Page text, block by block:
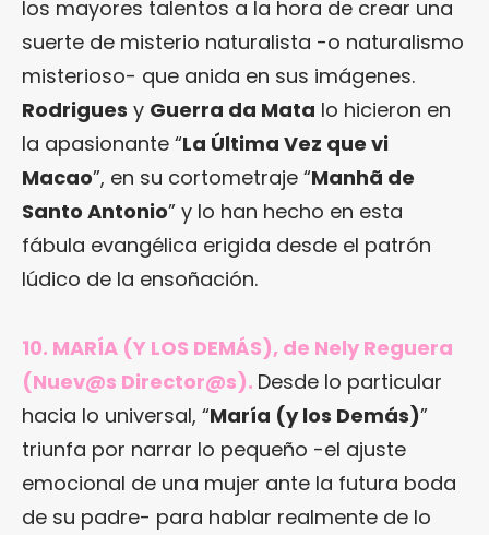
los mayores talentos a la hora de crear una
suerte de misterio naturalista -o naturalismo
misterioso- que anida en sus imágenes.
Rodrigues y Guerra da Mata lo hicieron en
la apasionante “La Última Vez que vi
Macao”, en su cortometraje “Manhã de
Santo Antonio” y lo han hecho en esta
fábula evangélica erigida desde el patrón
lúdico de la ensoñación.
10. MARÍA (Y LOS DEMÁS), de Nely Reguera
(Nuev@s Director@s). Desde lo particular
hacia lo universal, “María (y los Demás)”
triunfa por narrar lo pequeño -el ajuste
emocional de una mujer ante la futura boda
de su padre- para hablar realmente de lo